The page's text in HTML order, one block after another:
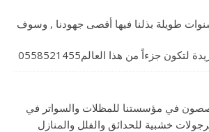
طويلة بذلنا فيها أقصى جهودنا , وسوف
جزءاً من هذا العالم0558521455
في مؤسستنا للمظلات والسواتر في
خشبية للحدائق والفلل والمنازل